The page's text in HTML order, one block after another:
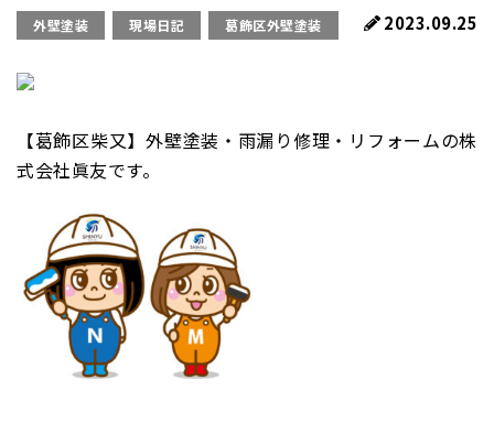
外壁塗装 現場日記 葛飾区外壁塗装 2023.09.25
【葛飾区柴又】外壁塗装・雨漏り修理・リフォームの株
式会社眞友です。